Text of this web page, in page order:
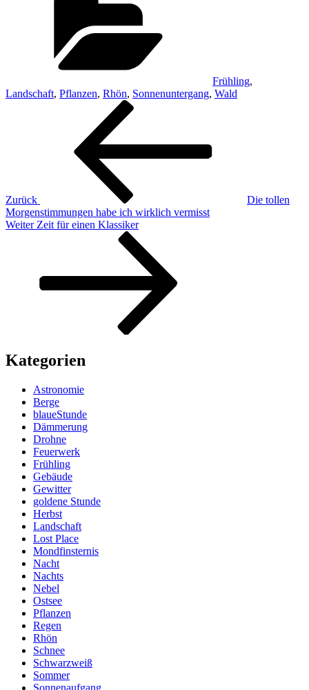
Frühling,
Landschaft, Pflanzen, Rhön, Sonnenuntergang, Wald
Beitragsnavigation
Zurück
Die tollen
Morgenstimmungen habe ich wirklich vermisst
Nächster
Weiter Zeit für einen Klassiker
Kategorien
Astronomie
Berge
blaueStunde
Dämmerung
Drohne
Feuerwerk
Frühling
Gebäude
Gewitter
goldene Stunde
Herbst
Landschaft
Lost Place
Mondfinsternis
Nacht
Nachts
Nebel
Ostsee
Pflanzen
Regen
Rhön
Schnee
Schwarzweiß
Sommer
Sonnenaufgang